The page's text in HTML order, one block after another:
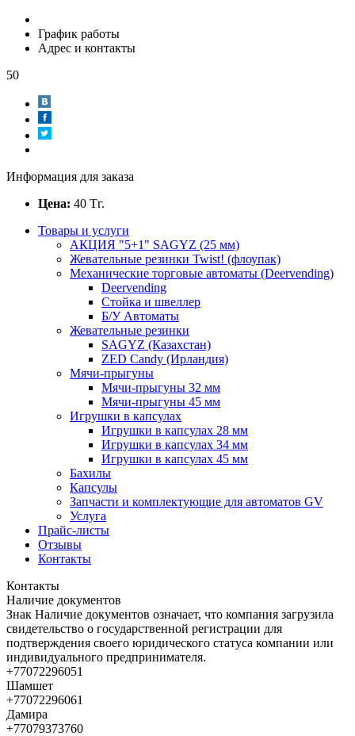
График работы
Адрес и контакты
50
Информация для заказа
Цена: 40 Тг.
Товары и услуги
АКЦИЯ "5+1" SAGYZ (25 мм)
Жевательные резинки Twist! (флоупак)
Механические торговые автоматы (Deervending)
Deervending
Стойка и швеллер
Б/У Автоматы
Жевательные резинки
SAGYZ (Казахстан)
ZED Candy (Ирландия)
Мячи-прыгуны
Мячи-прыгуны 32 мм
Мячи-прыгуны 45 мм
Игрушки в капсулах
Игрушки в капсулах 28 мм
Игрушки в капсулах 34 мм
Игрушки в капсулах 45 мм
Бахилы
Капсулы
Запчасти и комплектующие для автоматов GV
Услуга
Прайс-листы
Отзывы
Контакты
Контакты
Наличие документов
Знак Наличие документов означает, что компания загрузила
свидетельство о государственной регистрации для
подтверждения своего юридического статуса компании или
индивидуального предпринимателя.
+77072296051
Шамшет
+77072296061
Дамира
+77079373760